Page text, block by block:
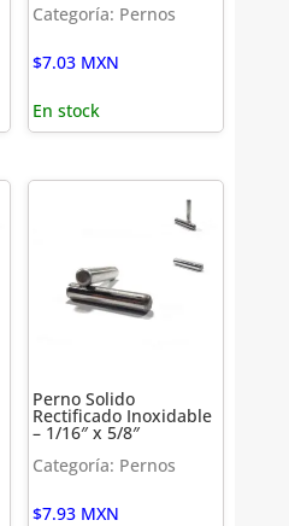
Categoría: Pernos
$7.03 MXN
En stock
Perno Solido
Rectificado Inoxidable
– 1/16″ x 5/8″
Categoría: Pernos
$7.93 MXN